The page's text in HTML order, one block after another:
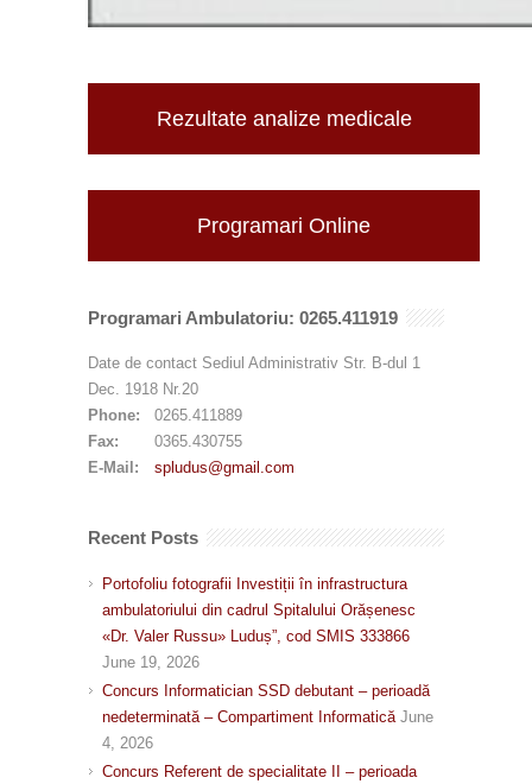
Rezultate analize medicale
Programari Online
Programari Ambulatoriu: 0265.411919
Date de contact Sediul Administrativ Str. B-dul 1
Dec. 1918 Nr.20
Phone:
0265.411889
Fax:
0365.430755
E-Mail:
spludus@gmail.com
Recent Posts
Portofoliu fotografii Investiții în infrastructura
ambulatoriului din cadrul Spitalului Orășenesc
«Dr. Valer Russu» Luduș”, cod SMIS 333866
June 19, 2026
Concurs Informatician SSD debutant – perioadă
nedeterminată – Compartiment Informatică June
4, 2026
Concurs Referent de specialitate II – perioada